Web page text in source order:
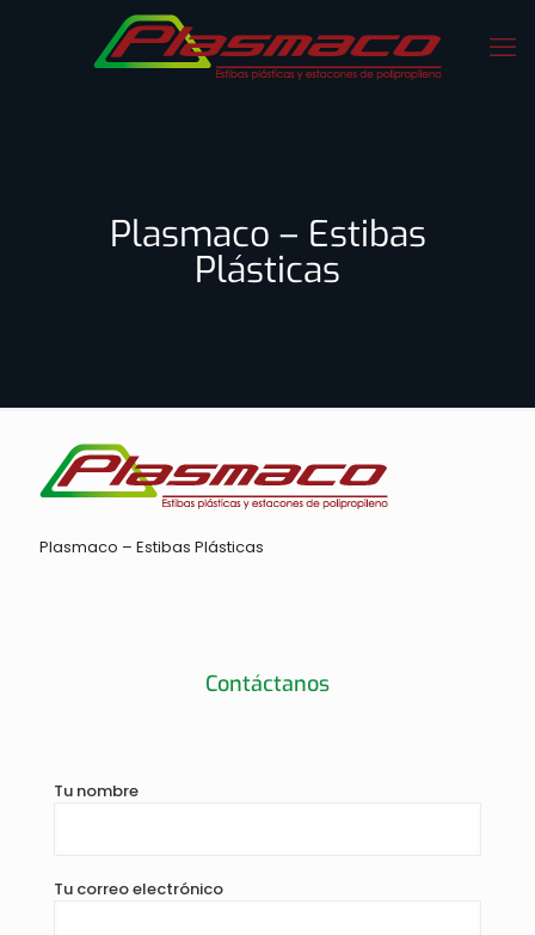
Plasmaco – Estibas
Plásticas
Plasmaco – Estibas Plásticas
Contáctanos
Tu nombre
Tu correo electrónico